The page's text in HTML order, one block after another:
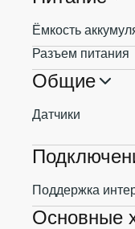
Ёмкость
Разъем питания
Общие
Датчики
Поддержка
Основные